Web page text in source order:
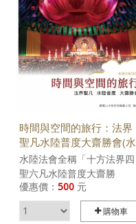
時間與空間的旅行：法界
聖凡水陸普度大齋勝會(水
陸30紀念版)
水陸法會全稱「十方法界四
聖六凡水陸普度大齋勝
會」，始於南朝梁武帝，至
今已流傳了一千五百多年。
其舉辦目的，在於透過為期
優惠價： 500 元
購物車